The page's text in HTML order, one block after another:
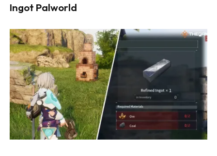
Ingot Palworld